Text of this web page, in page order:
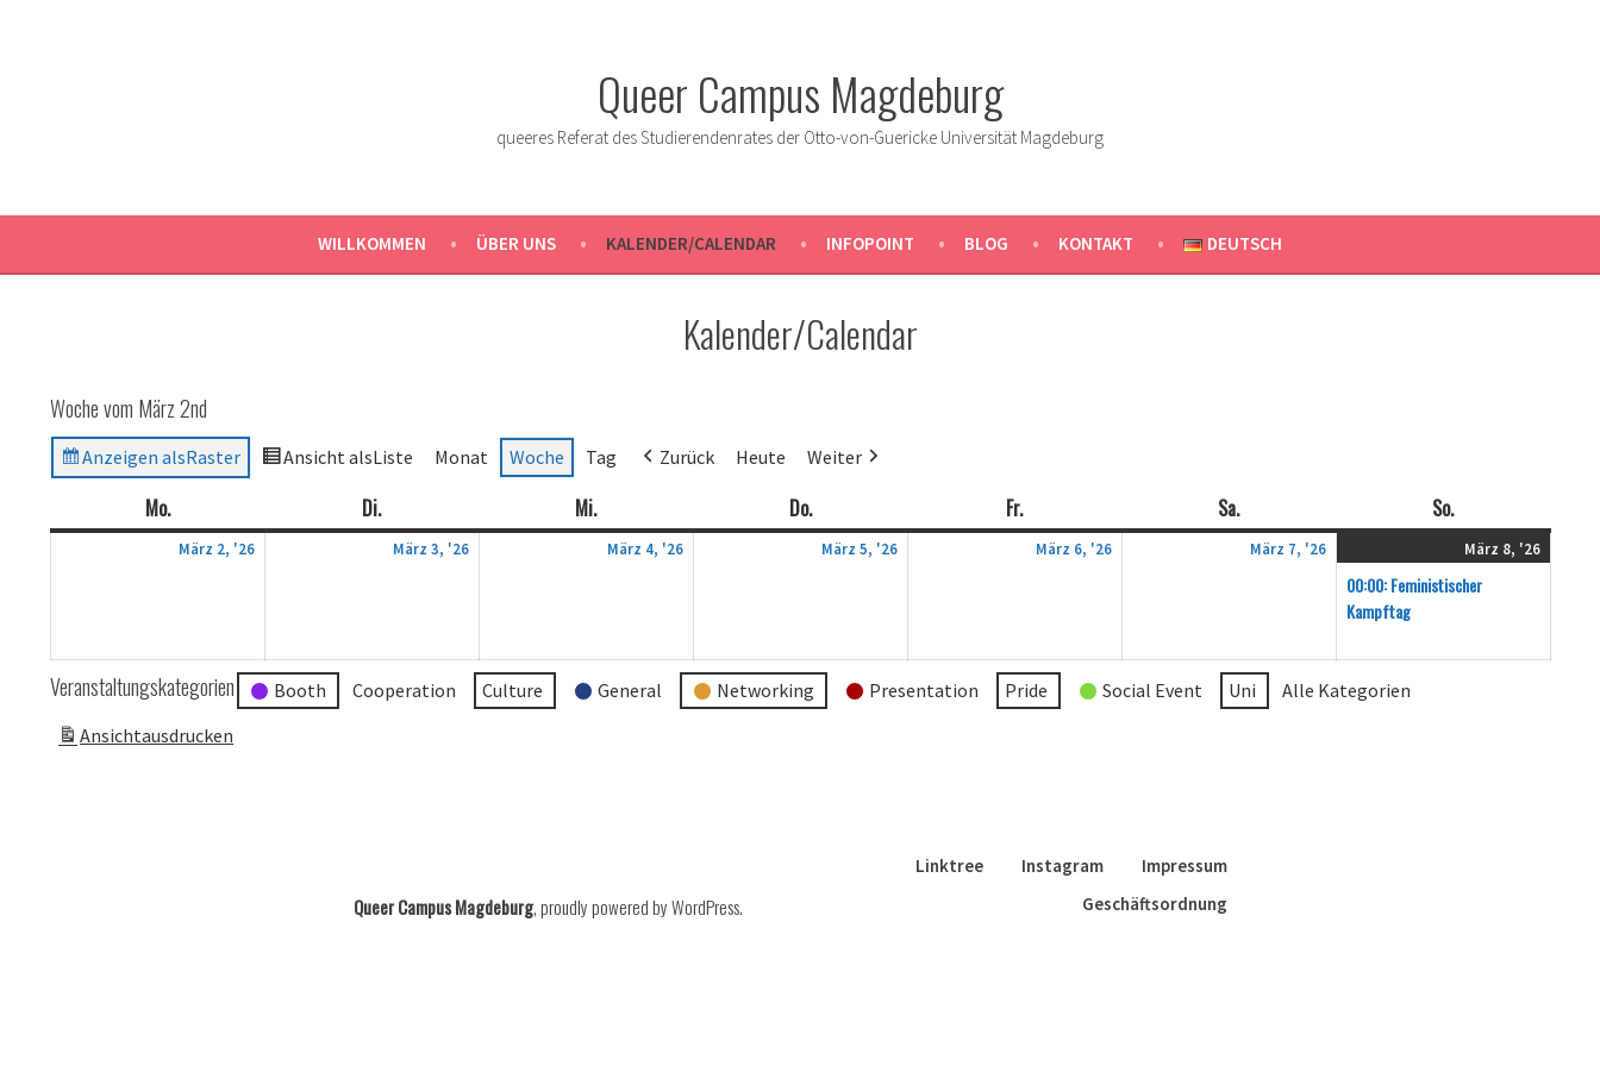
Queer Campus Magdeburg
queeres Referat des Studierendenrates der Otto-von-Guericke Universität Magdeburg
WILLKOMMEN ÜBER UNS KALENDER/CALENDAR INFOPOINT BLOG KONTAKT DEUTSCH
Kalender/Calendar
Woche vom März 2nd
Anzeigen alsRaster Ansicht alsListe Monat Woche Tag Zurück Heute Weiter
Mo.Montag Di.Dienstag Mi.Mittwoch Do.Donnerstag Fr.Freitag Sa.Samstag So.Sonntag
März 2, '26 März 3, '26 März 4, '26 März 5, '26 März 6, '26 März 7, '26
März
2026
März 8, '26
00:00: Feministischer
Kampftag
Veranstaltungskategorien Booth Cooperation Culture General Networking Presentation Pride Social Event Uni
Alle Kategorien
Ansichtausdrucken
Linktree Instagram
Impressum
Geschäftsordnung
Queer Campus Magdeburg,proudly powered by WordPress.